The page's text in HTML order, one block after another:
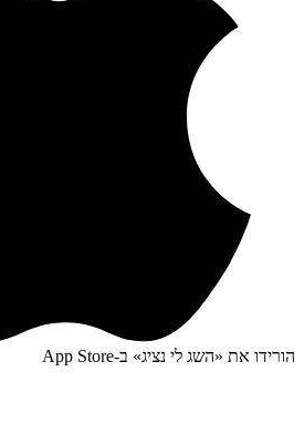
הורידו את «השג לי נציג» ב-App Store